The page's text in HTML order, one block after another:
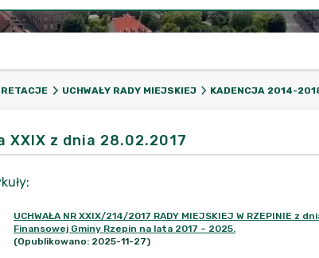
UCHWAŁY RADY MIEJSKIEJ KADENCJA 2014-
XXIX z dnia 28.02.2017
:
UCHWAŁA NR XXIX/214/2017 RADY MIEJSKIEJ W RZEPINIE
Finansowej Gminy Rzepin na lata 2017 – 2025.
(Opublikowano: 2025-11-27)